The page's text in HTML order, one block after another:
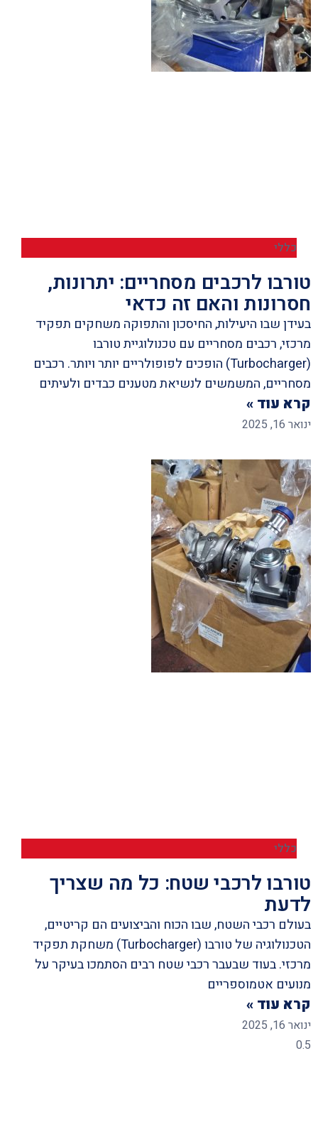
כללי
טורבו לרכבים מסחריים: יתרונות,
חסרונות והאם זה כדאי
בעידן שבו היעילות, החיסכון והתפוקה משחקים תפקיד
מרכזי, רכבים מסחריים עם טכנולוגיית טורבו
(Turbocharger) הופכים לפופולריים יותר ויותר. רכבים
מסחריים, המשמשים לנשיאת מטענים כבדים ולעיתים
קרא עוד »
ינואר 16, 2025
כללי
טורבו לרכבי שטח: כל מה שצריך
לדעת
בעולם רכבי השטח, שבו הכוח והביצועים הם קריטיים,
הטכנולוגיה של טורבו (Turbocharger) משחקת תפקיד
מרכזי. בעוד שבעבר רכבי שטח רבים הסתמכו בעיקר על
מנועים אטמוספריים
קרא עוד »
ינואר 16, 2025